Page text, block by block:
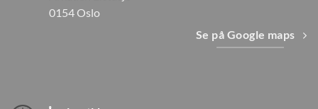
0154 Oslo
Se på Google maps